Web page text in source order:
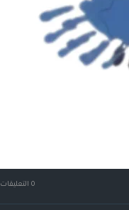
0 التعليقات